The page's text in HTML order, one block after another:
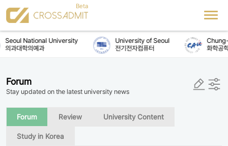
Seoul National University
의과대학의예과
University of Seoul
전기전자컴퓨터
화학공
Forum
Stay updated on the latest university news
Forum Review University Content
Study in Korea